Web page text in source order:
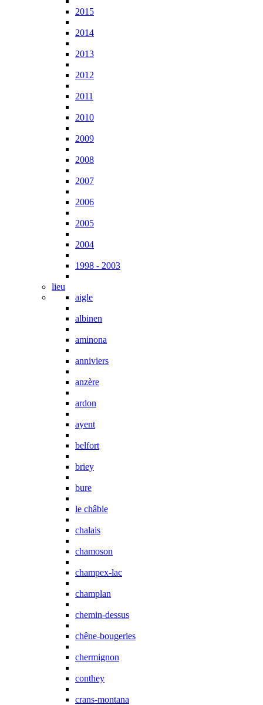
2015
2014
2013
2012
2011
2010
2009
2008
2007
2006
2005
2004
1998 - 2003
lieu
aigle
albinen
aminona
anniviers
anzère
ardon
ayent
belfort
briey
bure
le châble
chalais
chamoson
champex-lac
champlan
chemin-dessus
chêne-bougeries
chermignon
conthey
crans-montana